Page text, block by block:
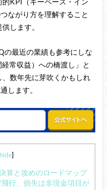
ながり方を理解すること
します。
の最近の業績も参考にしな
常収益）への橋渡し」と
数年先に芽吹くかもしれ
します。
]
算と攻めのロードマップ
行、損失は非現金項目が